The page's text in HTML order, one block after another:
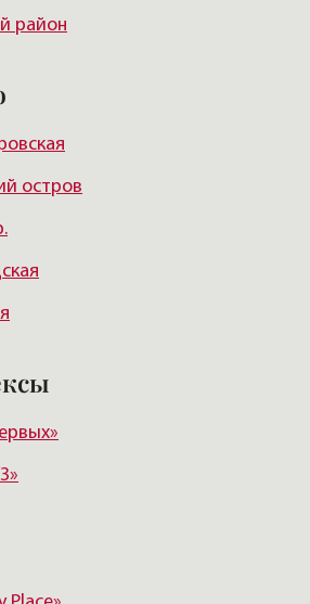
район
район
район
район
остров